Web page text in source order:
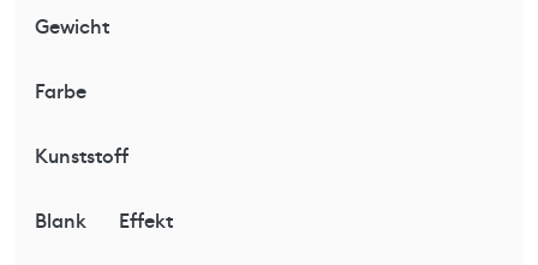
Gewicht
Farbe
Kunststoff
Blank Effekt